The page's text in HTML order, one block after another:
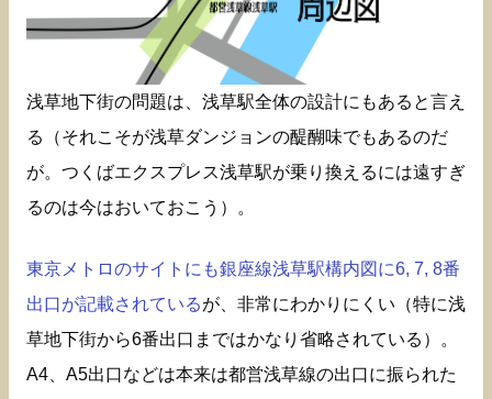
浅草地下街の問題は、浅草駅全体の設計にもあると言え
る（それこそが浅草ダンジョンの醍醐味でもあるのだ
が。つくばエクスプレス浅草駅が乗り換えるには遠すぎ
るのは今はおいておこう）。
東京メトロのサイトにも銀座線浅草駅構内図に6, 7, 8番
出口が記載されているが、非常にわかりにくい（特に浅
草地下街から6番出口まではかなり省略されている）。
A4、A5出口などは本来は都営浅草線の出口に振られた